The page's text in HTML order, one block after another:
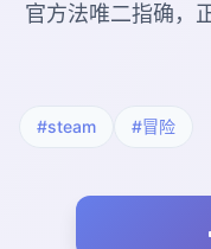
官方法唯二指确，
#steam #冒险